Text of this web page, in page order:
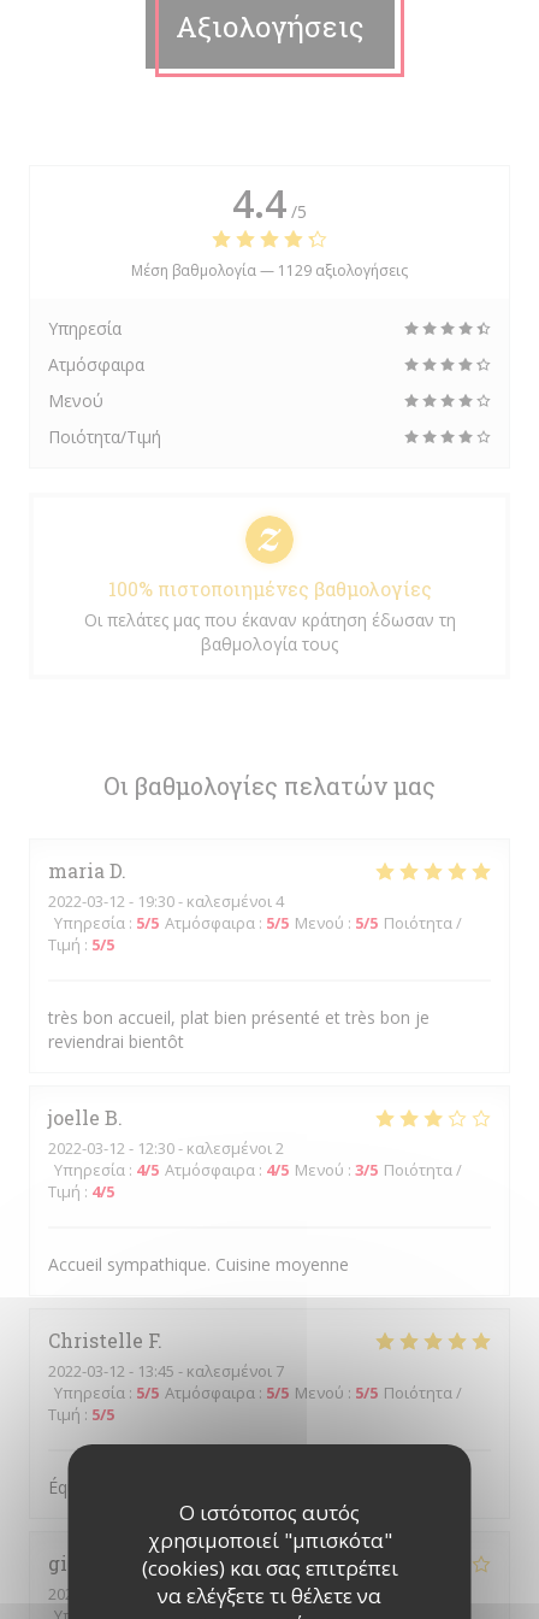
Ο ιστότοπος αυτός
χρησιμοποιεί "μπισκότα"
(cookies) και σας επιτρέπει
να ελέγξετε τι θέλετε να
Αξιολογήσεις
Οι βαθμολογίες πελατών μας
maria D
2022-03-12 - 19:30 - καλεσμένοι 4
Υπηρεσία : 5/5 Ατμόσφαιρα : 5/5 Μενού : 5/5 Ποιότητα /
Τιμή : 5/5
très bon accueil, plat bien présenté et très bon je
reviendrai bientôt
joelle B
2022-03-12- 12:30 - καλεσμένοι 2
Υπηρεσία : 4/5 Ατμόσφαιρα : 4/5 Μενού : 3/5 Ποιότητα /
Τιμή : 4/5
Accueil sympathique. Cuisine moyenne
Christelle F
2022-03-12- 13:45 - καλεσμένοι 7
Υπηρεσία : 5/5 Ατμόσφαιρα : 5/5 Μενού : 5/5 Ποιότητα /
Τιμή : 5/5
Équipe sympathique et souriante
gilles
2022-03-11
- 12:00 - καλεσμένοι 2
4.4 /5
Μέση βαθμολογία — 1129 αξιολογήσεις
Υπηρεσία
Ατμόσφαιρα
Μενού
Ποιότητα/Τιμή
100% πιστοποιημένες βαθμολογίες
Οι πελάτες μας που έκαναν κράτηση έδωσαν τη
βαθμολογία τους